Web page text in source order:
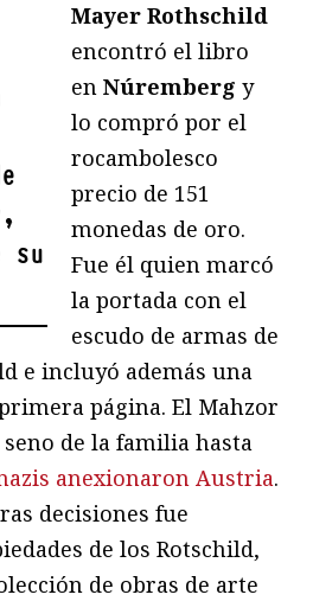
su
Mayer Rothschild
encontró el libro
en Núremberg y
lo compró por el
rocambolesco
precio de 151
monedas de oro.
Fue él quien marcó
la portada con el
escudo de armas de
e incluyó además una
página. El Mahzor
de la familia hasta
anexionaron Austria.
decisiones fue
de los Rotschild,
de obras de arte